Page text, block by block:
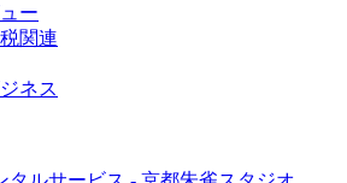
ー
関連
ネス